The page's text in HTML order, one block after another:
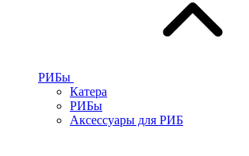
РИБы
Катера
РИБы
Аксессуары для РИБ